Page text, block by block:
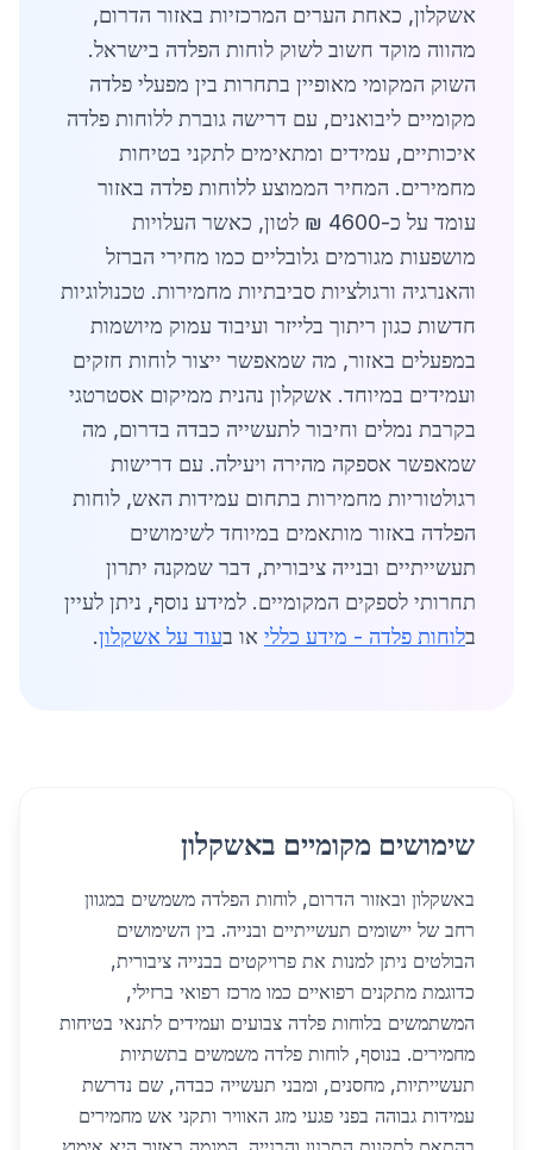
אשקלון, כאחת הערים המרכזיות באזור הדרום,
מהווה מוקד חשוב לשוק לוחות הפלדה בישראל.
השוק המקומי מאופיין בתחרות בין מפעלי פלדה
מקומיים ליבואנים, עם דרישה גוברת ללוחות פלדה
איכותיים, עמידים ומתאימים לתקני בטיחות
מחמירים. המחיר הממוצע ללוחות פלדה באזור
עומד על כ-4600 ₪ לטון, כאשר העלויות
מושפעות מגורמים גלובליים כמו מחירי הברזל
והאנרגיה ורגולציות סביבתיות מחמירות. טכנולוגיות
חדשות כגון ריתוך בלייזר ועיבוד עמוק מיושמות
במפעלים באזור, מה שמאפשר ייצור לוחות חזקים
ועמידים במיוחד. אשקלון נהנית ממיקום אסטרטגי
בקרבת נמלים וחיבור לתעשייה כבדה בדרום, מה
שמאפשר אספקה מהירה ויעילה. עם דרישות
רגולטוריות מחמירות בתחום עמידות האש, לוחות
הפלדה באזור מותאמים במיוחד לשימושים
תעשייתיים ובנייה ציבורית, דבר שמקנה יתרון
תחרותי לספקים המקומיים. למידע נוסף, ניתן לעיין
בלוחות פלדה - מידע כללי או בעוד על אשקלון.
שימושים מקומיים באשקלון
באשקלון ובאזור הדרום, לוחות הפלדה משמשים במגוון
רחב של יישומים תעשייתיים ובנייה. בין השימושים
הבולטים ניתן למנות את פרויקטים בבנייה ציבורית,
כדוגמת מתקנים רפואיים כמו מרכז רפואי ברזילי,
המשתמשים בלוחות פלדה צבועים ועמידים לתנאי בטיחות
מחמירים. בנוסף, לוחות פלדה משמשים בתשתיות
תעשייתיות, מחסנים, ומבני תעשייה כבדה, שם נדרשת
עמידות גבוהה בפני פגעי מזג האוויר ותקני אש מחמירים